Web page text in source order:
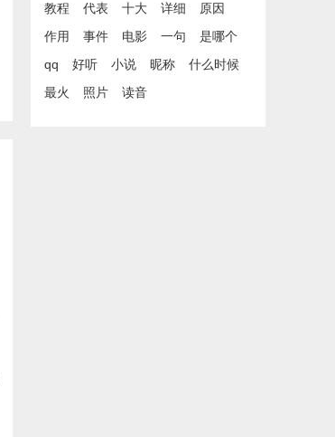
教程
代表 十大 详细
原因
作用
事件 电影 一句
是哪个
qq
好听 小说 昵称
什么时候
最火
照片 读音